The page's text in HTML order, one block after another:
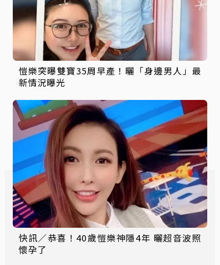
愷樂突曝雙寶35周早產！曬「身邊男人」最
新情況曝光
快訊／恭喜！40歲愷樂神隱4年 曬超音波照
懷孕了